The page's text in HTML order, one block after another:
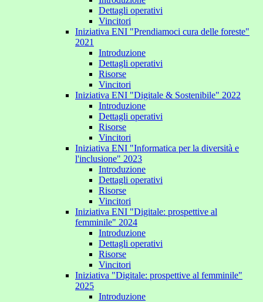
Dettagli operativi
Vincitori
Iniziativa ENI "Prendiamoci cura delle foreste"
2021
Introduzione
Dettagli operativi
Risorse
Vincitori
Iniziativa ENI "Digitale & Sostenibile" 2022
Introduzione
Dettagli operativi
Risorse
Vincitori
Iniziativa ENI "Informatica per la diversità e
l'inclusione" 2023
Introduzione
Dettagli operativi
Risorse
Vincitori
Iniziativa ENI "Digitale: prospettive al
femminile" 2024
Introduzione
Dettagli operativi
Risorse
Vincitori
Iniziativa "Digitale: prospettive al femminile"
2025
Introduzione